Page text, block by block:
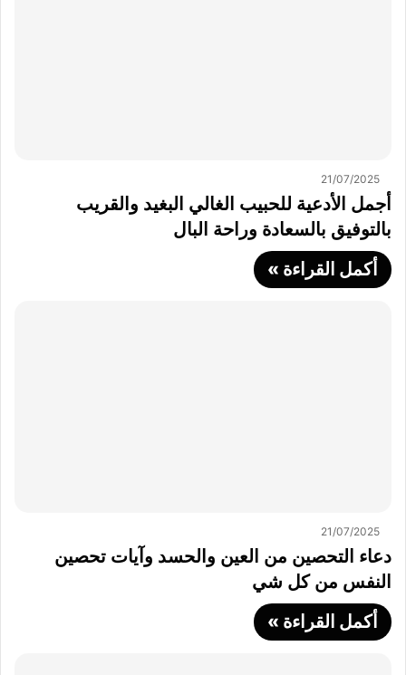
21/07/2025
أجمل الأدعية للحبيب الغالي البغيد والقريب
بالتوفيق بالسعادة وراحة البال
أكمل القراءة »
21/07/2025
دعاء التحصين من العين والحسد وآيات تحصين
النفس من كل شي
أكمل القراءة »